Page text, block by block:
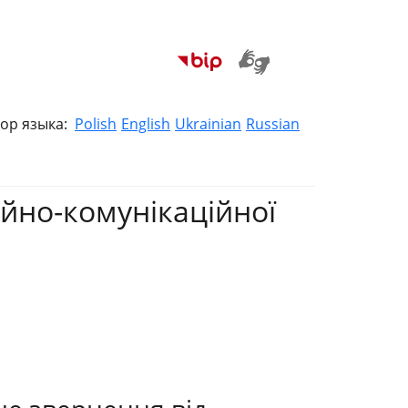
языка: Polish English Ukrainian Russian
комунікаційної